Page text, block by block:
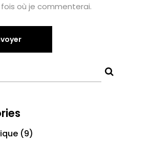
où je commenterai.
(9)